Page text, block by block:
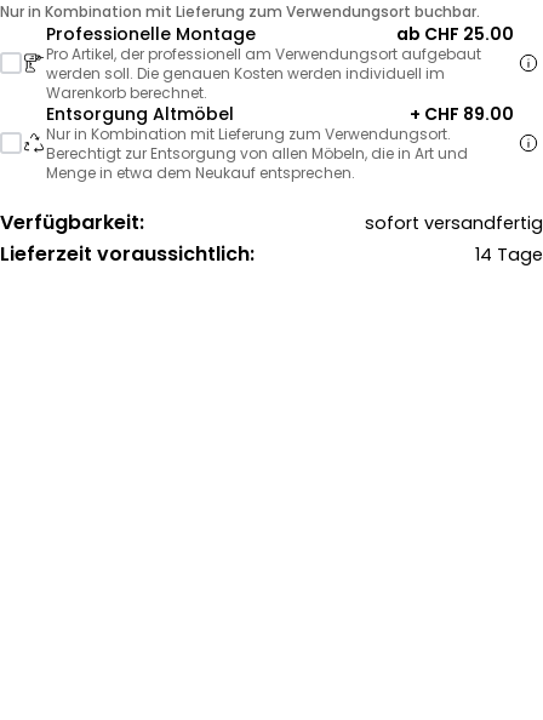
Nur in Kombination mit Lieferung zum Verwendungsort buchbar.
Professionelle Montage ab CHF 25.00
Pro Artikel, der professionell am Verwendungsort aufgebaut
werden soll. Die genauen Kosten werden individuell im
Warenkorb berechnet.
Entsorgung Altmöbel + CHF 89.00
Nur in Kombination mit Lieferung zum Verwendungsort.
Berechtigt zur Entsorgung von allen Möbeln, die in Art und
Menge in etwa dem Neukauf entsprechen.
Verfügbarkeit: sofort versandfertig
Lieferzeit voraussichtlich: 14 Tage